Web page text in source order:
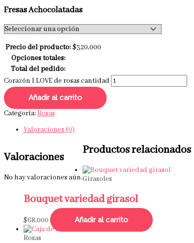
Fresas Achocolatadas
Precio del producto: $320,000
Opciones totales:
Total del pedido:
Corazón I LOVE de rosas cantidad
Añadir al carrito
Categoría:Rosas
Valoraciones (0)
Valoraciones
No hay valoraciones aún.
Productos relacionados
Girasoles
Bouquet variedad girasol
$68,000 Añadir al carrito
Rosas